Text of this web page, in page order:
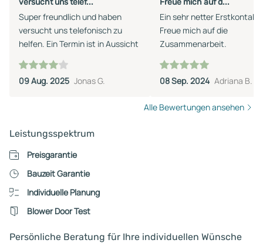
versucht uns telef...
Super freundlich und haben
versucht uns telefonisch zu
helfen. Ein Termin ist in Aussicht
09 Aug. 2025 Jonas G.
Freue mich auf d...
Ein sehr netter Erstkontakt.
Freue mich auf die
Zusammenarbeit.
08 Sep. 2024 Adriana B.
Alle Bewertungen ansehen
Leistungsspektrum
Preisgarantie
Bauzeit Garantie
Individuelle Planung
Blower Door Test
Persönliche Beratung für Ihre individuellen Wünsche